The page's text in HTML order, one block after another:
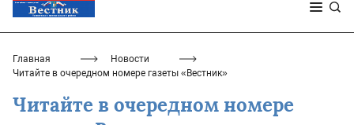
Главная
Новости
Читайте в очередном номере газеты «Вестник»
Читайте в очередном номере